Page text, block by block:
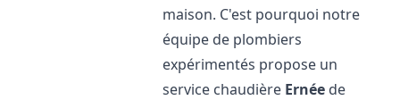
maison. C'est pourquoi notre
équipe de plombiers
expérimentés propose un
service chaudière Ernée de